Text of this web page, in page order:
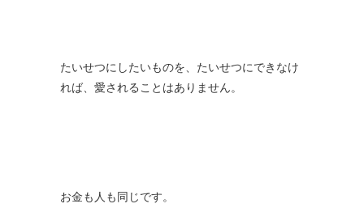
たいせつにしたいものを、たいせつにできなけ
れば、愛されることはありません。
お金も人も同じです。